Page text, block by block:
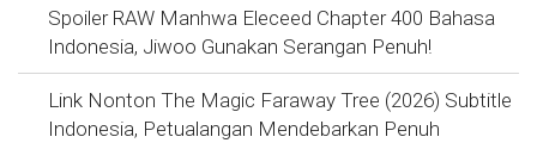
Spoiler RAW Manhwa Eleceed Chapter 400 Bahasa
Indonesia, Jiwoo Gunakan Serangan Penuh!
Link Nonton The Magic Faraway Tree (2026) Subtitle
Indonesia, Petualangan Mendebarkan Penuh